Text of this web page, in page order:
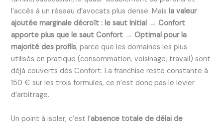
l’accès à un réseau d’avocats plus dense. Maisla valeur
ajoutée marginale décroît : le saut Initial → Confort
apporte plus que le saut Confort → Optimal pour la
majorité des profils, parce que les domaines les plus
utilisés en pratique (consommation, voisinage, travail) sont
déjà couverts dès Confort. La franchise reste constante à
150 € sur les trois formules, ce n’est donc pas le levier
d’arbitrage.
Un point à isoler, c’est l’absence totale de délai de